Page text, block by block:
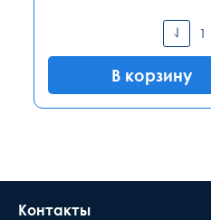
В корзину
Контакты